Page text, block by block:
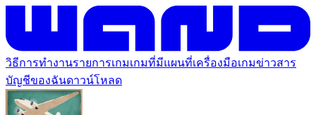
วิธีการทำงานรายการเกมเกมที่มีแผนที่เครื่องมือเกมข่าวสาร
บัญชีของฉันดาวน์โหลด